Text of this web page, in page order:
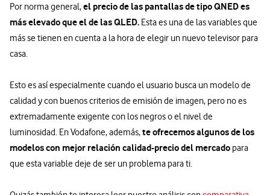
Por norma general,el precio de las pantallas de tipo QNED es
más elevado que el de las QLED. Esta es una de las variables que
más se tienen en cuenta a la hora de elegir un nuevo televisor para
casa.
Esto es así especialmente cuando el usuario busca un modelo de
calidad y con buenos criterios de emisión de imagen, pero no es
extremadamente exigente con los negros o el nivel de
luminosidad. En Vodafone, además,te ofrecemos algunos de los
modelos con mejor relación calidad-precio del mercado para
que esta variable deje de ser un problema para ti.